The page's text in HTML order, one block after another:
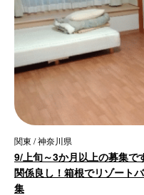
関東 / 神奈川県
9/上旬～3か月以上の募集で
関係良し！箱根でリゾート
集